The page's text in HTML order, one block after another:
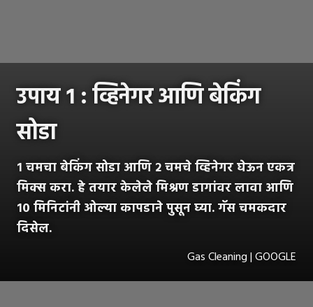
उपाय १ : व्हिनेगर आणि बेकिंग
सोडा
१ चमचा बेकिंग सोडा आणि २ चमचे व्हिनेगर घेऊन एकत्र
मिक्स करा. हे तयार केलेले मिश्रण डागांवर लावा आणि
१० मिनिटांनी ओल्या कापडाने पुसून घ्या. गॅस चमकदार
दिसेल.
Gas Cleaning | GOOGLE